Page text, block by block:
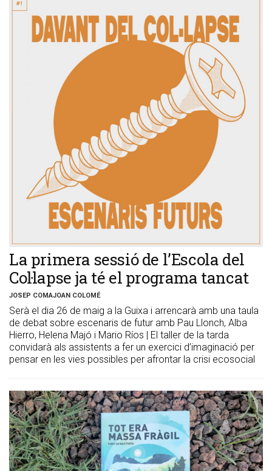
​La primera sessió de l’Escola del
Col·lapse ja té el programa tancat
JOSEP COMAJOAN COLOMÉ
Serà el dia 26 de maig a la Guixa i arrencarà amb una taula
de debat sobre escenaris de futur amb Pau Llonch, Alba
Hierro, Helena Majó i Mario Ríos | El taller de la tarda
convidarà als assistents a fer un exercici d’imaginació per
pensar en les vies possibles per afrontar la crisi ecosocial